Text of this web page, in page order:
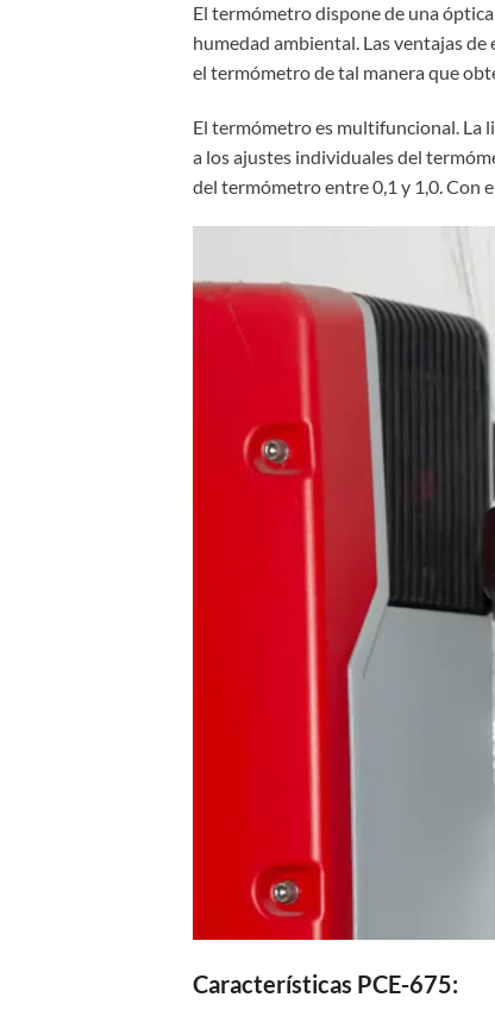
El termómetro dispone de una
humedad ambiental. Las ventajas
el termómetro de tal manera que
El termómetro es multifuncional. La
a los ajustes individuales del
del termómetro entre 0,1 y 1,0. Con
Características PCE-675: